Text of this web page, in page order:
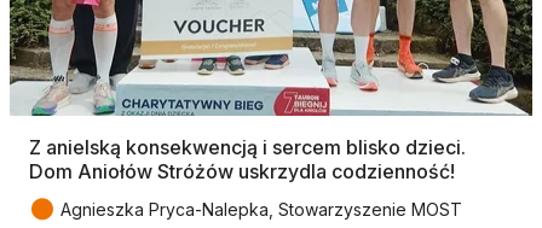
Z anielską konsekwencją i sercem blisko dzieci.
Dom Aniołów Stróżów uskrzydla codzienność!
● Agnieszka Pryca-Nalepka, Stowarzyszenie MOST